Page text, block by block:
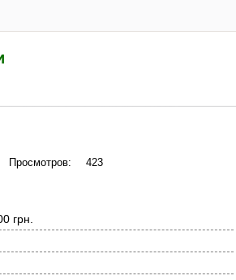
Просмотров: 423
грн.